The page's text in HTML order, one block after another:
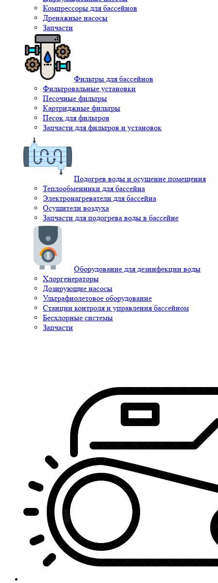
Компрессоры для бассейнов
Дренажные насосы
Запчасти
Фильтры для бассейнов
Фильтровальные установки
Песочные фильтры
Картриджные фильтры
Песок для фильтров
Запчасти для фильтров и установок
Подогрев воды и осушение помещения
Теплообменники для бассейна
Электронагреватели для бассейна
Осушители воздуха
Запчасти для подогрева воды в бассейне
Оборудование для дезинфекции воды
Хлоргенераторы
Дозирующие насосы
Ультрафиолетовое оборудование
Станции контроля и управления бассейном
Бесхлорные системы
Запчасти